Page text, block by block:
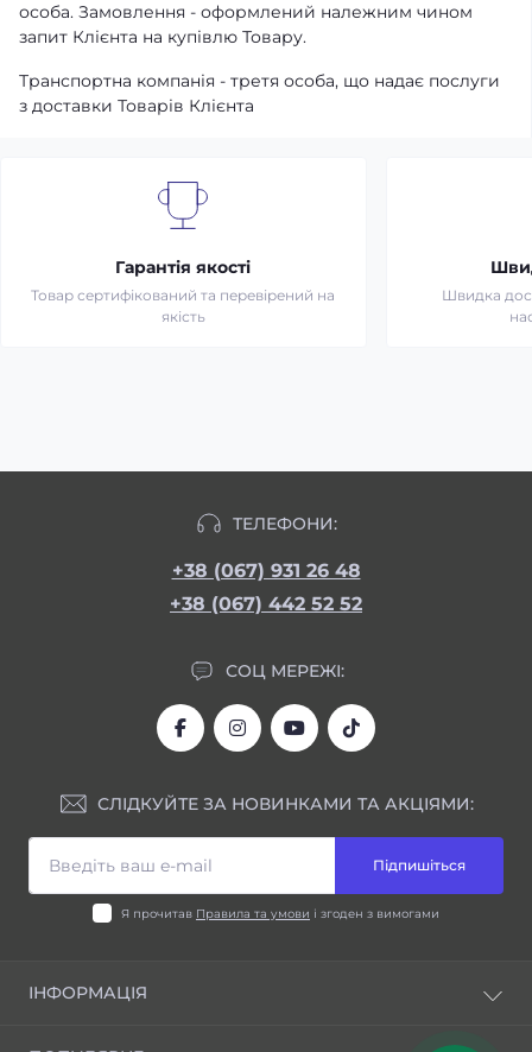
особа. Замовлення - оформлений належним чином
запит Клієнта на купівлю Товару.
Транспортна компанія - третя особа, що надає послуги
з доставки Товарів Клієнта
Гарантія якості
Товар сертифікований та перевірений на
якість
Швидка
ТЕЛЕФОНИ:
+38 (067) 931 26 48
+38 (067) 442 52 52
СОЦ МЕРЕЖІ:
СЛІДКУЙТЕ ЗА НОВИНКАМИ ТА АКЦІЯМИ:
Підпишіться
Я прочитав Правила та умови і згоден з вимогами
ІНФОРМАЦІЯ